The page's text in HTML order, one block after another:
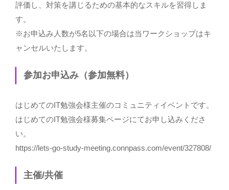
評価し、対策を講じるための基本的なスキルを習得しま
す。
※お申込み人数が5名以下の場合は当ワークショップはキ
ャンセルいたします。
参加お申込み（参加無料）
はじめてのIT勉強会様主催のコミュニティイベントです。
はじめてのIT勉強会様募集ページにてお申し込みくださ
い。
https://lets-go-study-meeting.connpass.com/event/327808/
主催/共催